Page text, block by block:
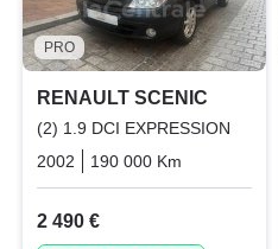
PRO
RENAULT SCENIC
(2) 1.9 DCI EXPRESSION
2002
190 000 Km
2 490 €